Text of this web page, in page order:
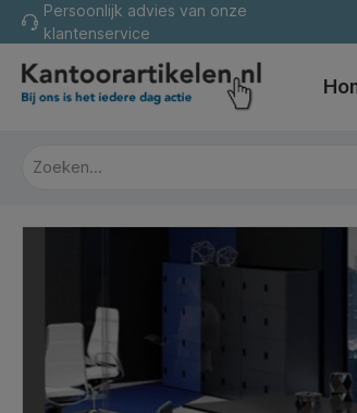
Ga naar de hoofdnavigatie
Persoonlijk advies van onze
klantenservice